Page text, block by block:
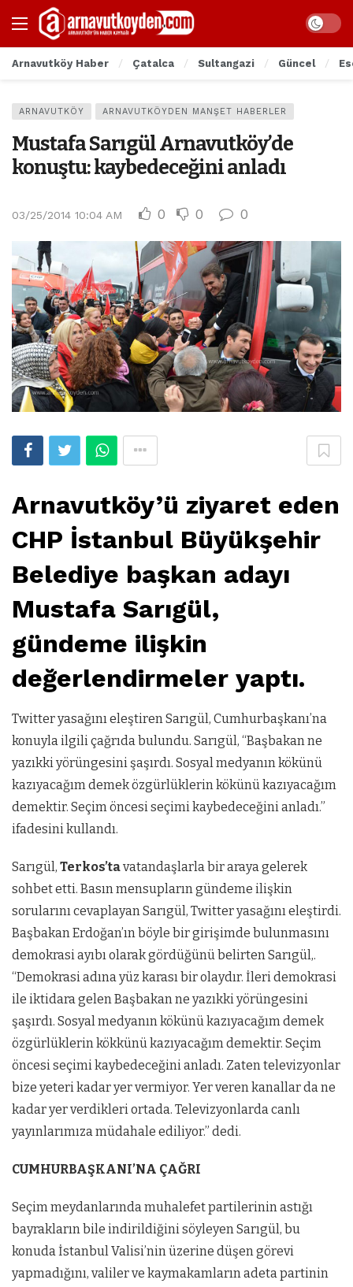
Arnavutköy Haber Çatalca Sultangazi Güncel
ARNAVUTKÖY ARNAVUTKÖYDEN MANŞET HABERLER
Mustafa Sarıgül Arnavutköy’de
konuştu: kaybedeceğini anladı
03/25/2014 10:04 AM 0 0 0
Arnavutköy’ü ziyaret eden
CHP İstanbul Büyükşehir
Belediye başkan adayı
Mustafa Sarıgül,
gündeme ilişkin
değerlendirmeler yaptı.
Twitter yasağını eleştiren Sarıgül, Cumhurbaşkanı’na
konuyla ilgili çağrıda bulundu. Sarıgül, “Başbakan ne
yazıkki yörüngesini şaşırdı. Sosyal medyanın kökünü
kazıyacağım demek özgürlüklerin kökünü kazıyacağım
demektir. Seçim öncesi seçimi kaybedeceğini anladı.”
ifadesini kullandı.
Sarıgül, Terkos’tavatandaşlarla bir araya gelerek
sohbet etti. Basın mensupların gündeme ilişkin
sorularını cevaplayan Sarıgül, Twitter yasağını eleştirdi.
Başbakan Erdoğan’ın böyle bir girişimde bulunmasını
demokrasi ayıbı olarak gördüğünü belirten Sarıgül,.
“Demokrasi adına yüz karası bir olaydır. İleri demokrasi
ile iktidara gelen Başbakan ne yazıkki yörüngesini
şaşırdı. Sosyal medyanın kökünü kazıyacağım demek
özgürlüklerin kökkünü kazıyacağım demektir. Seçim
öncesi seçimi kaybedeceğini anladı. Zaten televizyonlar
bize yeteri kadar yer vermiyor. Yer veren kanallar da ne
kadar yer verdikleri ortada. Televizyonlarda canlı
yayınlarımıza müdahale ediliyor.” dedi.
CUMHURBAŞKANI’NA ÇAĞRI
Seçim meydanlarında muhalefet partilerinin astığı
bayrakların bile indirildiğini söyleyen Sarıgül, bu
konuda İstanbul Valisi’nin üzerine düşen görevi
yapmadığını, valiler ve kaymakamların adeta partinin